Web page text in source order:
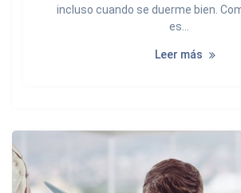
incluso cuando se duerme bien.
es…
Leer más